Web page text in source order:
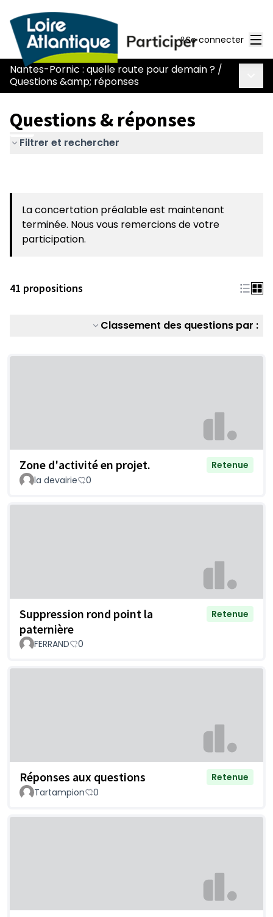
Se connecter
Nantes-Pornic : quelle route pour demain ? /
Questions &amp; réponses
Questions & réponses
Filtrer et rechercher
La concertation préalable est maintenant
terminée. Nous vous remercions de votre
participation.
41 propositions
Classement des questions par :
Zone d'activité en projet.
Retenue
la devairie
0
Suppression rond point la
paternière
Retenue
FERRAND 0
Réponses aux questions
Retenue
Tartampion
0